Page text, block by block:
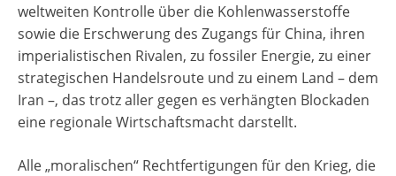
weltweiten Kontrolle über die Kohlenwasserstoffe
sowie die Erschwerung des Zugangs für China, ihren
imperialistischen Rivalen, zu fossiler Energie, zu einer
strategischen Handelsroute und zu einem Land – dem
Iran –, das trotz aller gegen es verhängten Blockaden
eine regionale Wirtschaftsmacht darstellt.
Alle „moralischen“ Rechtfertigungen für den Krieg, die